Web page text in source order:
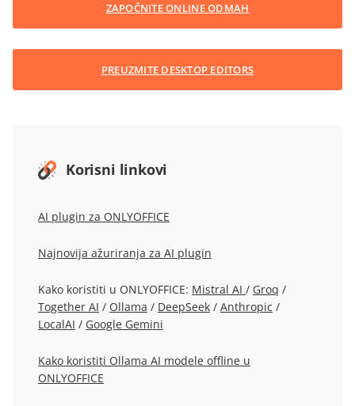
ZAPOČNITE ONLINE ODMAH
PREUZMITE DESKTOP EDITORS
Korisni linkovi
AI plugin za ONLYOFFICE
Najnovija ažuriranja za AI plugin
Kako koristiti u ONLYOFFICE: Mistral AI / Groq /
Together AI / Ollama / DeepSeek / Anthropic /
LocalAI / Google Gemini
Kako koristiti Ollama AI modele offline u
ONLYOFFICE